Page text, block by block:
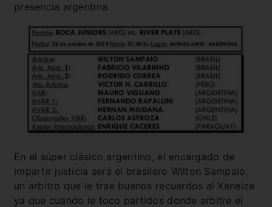
presencia argentina.
En el súper clásico argentino, el encargado de
impartir justicia será el brasilero Wilton Sampaio,
un arbitro que le trae buenos recuerdos al Xeneize
ya que cuando le toco partidos donde arbitre el